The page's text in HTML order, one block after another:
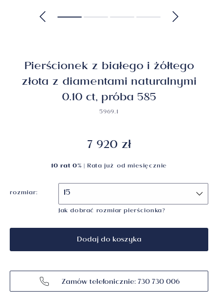
Pierścionek z białego i żółtego
złota z diamentami naturalnymi
0.10 ct, próba 585
5969.1
7 920 zł
10 rat 0% | Rata już od miesięcznie
rozmiar:
Jak dobrać rozmiar pierścionka?
Dodaj do koszyka
Zamów telefonicznie: 730 730 006